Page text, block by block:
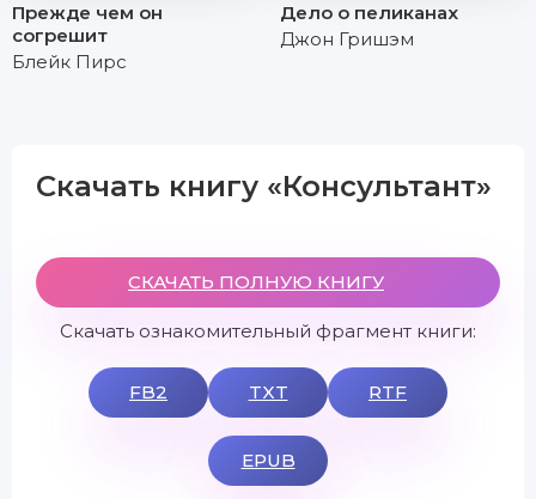
Прежде чем он
согрешит
Блейк Пирс
Дело о пеликанах
Джон Гришэм
Скачать книгу «Консультант»
СКАЧАТЬ ПОЛНУЮ КНИГУ
Скачать ознакомительный фрагмент книги:
FB2 TXT RTF
EPUB